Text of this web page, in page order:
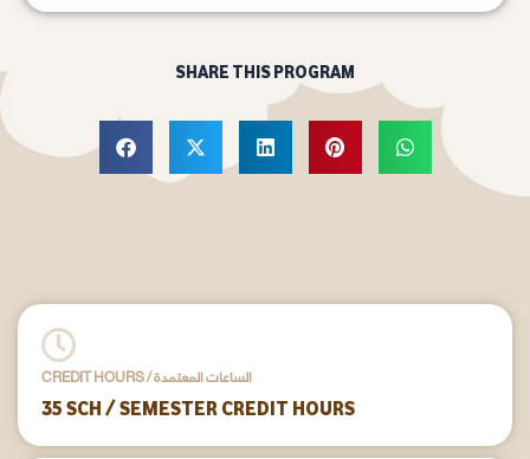
SHARE THIS PROGRAM
CREDIT HOURS / الساعات المعتمدة
35 SCH / SEMESTER CREDIT HOURS